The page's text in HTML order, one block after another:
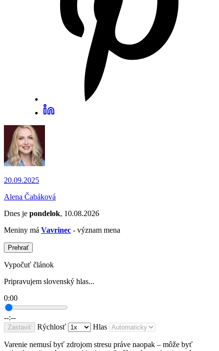
20.09.2025
Alena Čabáková
Dnes je pondelok, 10.08.2026
Meniny má Vavrinec - význam mena
Prehrať
Vypočuť článok
Pripravujem slovenský hlas...
0:00
--:--
Zastaviť Rýchlosť Hlas
Varenie nemusí byť zdrojom stresu práve naopak – môže byť